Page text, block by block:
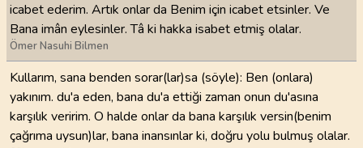
icabet ederim. Artık onlar da Benim için icabet etsinler. Ve
Bana imân eylesinler. Tâ ki hakka isabet etmiş olalar.
Ömer Nasuhi Bilmen
Kullarım, sana benden sorar(lar)sa (söyle): Ben (onlara)
yakınım. du'a eden, bana du'a ettiği zaman onun du'asına
karşılık veririm. O halde onlar da bana karşılık versin(benim
çağrıma uysun)lar, bana inansınlar ki, doğru yolu bulmuş olalar.